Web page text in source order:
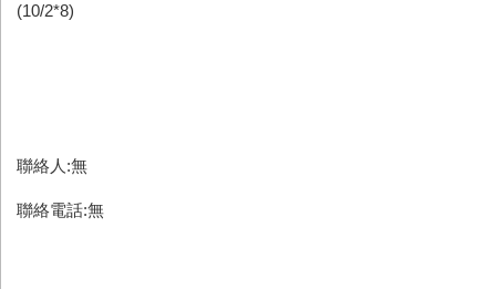
(10/2*8)
聯絡人:無
聯絡電話:無